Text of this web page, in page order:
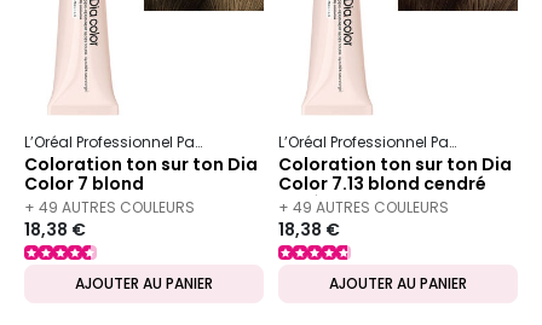
L’Oréal Professionnel Paris Dia color
Coloration ton sur ton Dia
Color 7 blond
+ 49 AUTRES COULEURS
DISPONIBLES
18,38 €
AJOUTER AU PANIER
L’Oréal Professionnel Paris
Coloration ton sur ton Dia
Color 7.13 blond cendré
doré
+ 49 AUTRES COULEURS
DISPONIBLES
18,38 €
AJOUTER AU PANIER